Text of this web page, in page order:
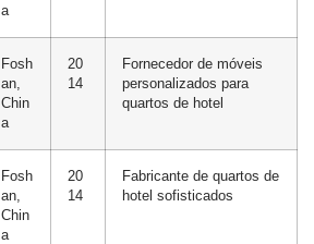
a
Fosh
an,
Chin
a
20
14
Fornecedor de móveis
personalizados para
quartos de hotel
Fosh
an,
Chin
a
20
14
Fabricante de quartos de
hotel sofisticados